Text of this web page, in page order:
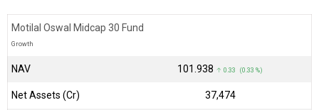
Motilal Oswal Midcap 30 Fund
Growth
NAV ₹101.938 ↑ 0.33 (0.33 %)
Net Assets (Cr) ₹37,474